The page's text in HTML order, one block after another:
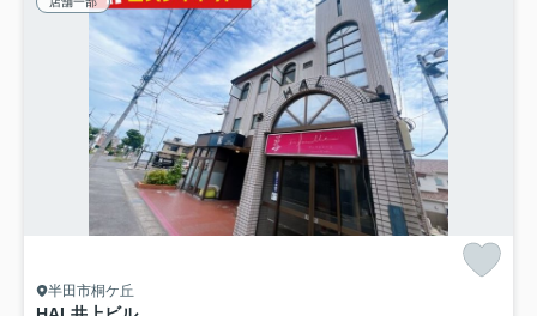
半田市桐ケ丘